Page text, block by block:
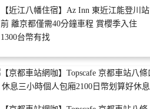
【近江八幡住宿】Az Inn 東近江能登川站
前 離京都僅需40分鐘車程 賞櫻季入住
1300台幣有找